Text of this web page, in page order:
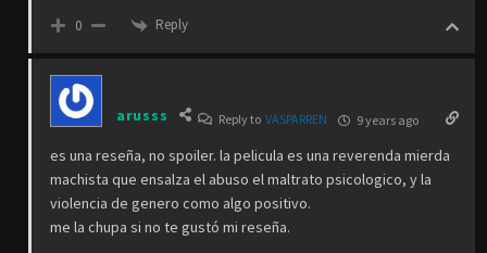
0 Reply
arusss Reply toVASPARREN 9 years ago
es una reseña, no spoiler. la pelicula es una reverenda mierda
machista que ensalza el abuso el maltrato psicologico, y la
violencia de genero como algo positivo.
me la chupa si no te gustó mi reseña.